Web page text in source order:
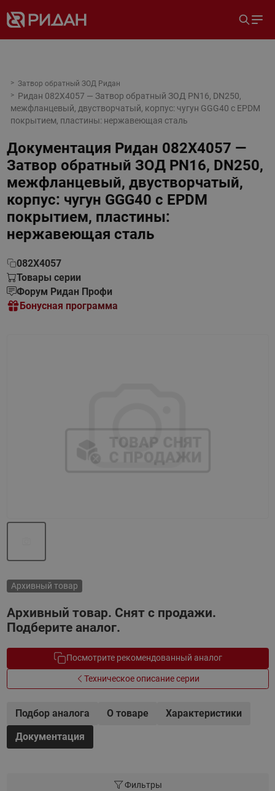
Затвор обратный ЗОД Ридан
Ридан 082X4057 — Затвор обратный ЗОД PN16, DN250,
межфланцевый, двустворчатый, корпус: чугун GGG40 c EPDM
покрытием, пластины: нержавеющая сталь
Документация Ридан 082X4057 —
Затвор обратный ЗОД PN16, DN250,
межфланцевый, двустворчатый,
корпус: чугун GGG40 c EPDM
покрытием, пластины:
нержавеющая сталь
082X4057
Товары серии
Форум Ридан Профи
Бонусная программа
Архивный товар
Архивный товар. Снят с продажи.
Подберите аналог.
Посмотрите рекомендованный аналог
Техническое описание серии
Подбор аналога О товаре
Характеристики
Документация
Фильтры